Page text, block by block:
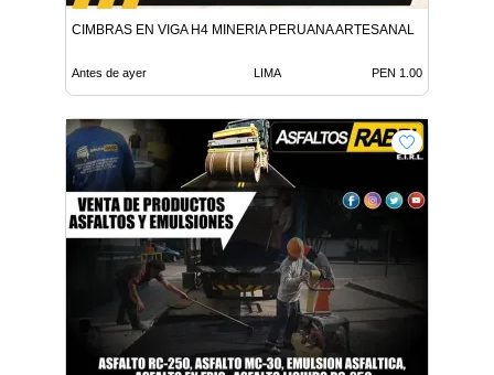
CIMBRAS EN VIGA H4 MINERIA PERUANA ARTESANAL
Antes de ayer LIMA PEN 1.00